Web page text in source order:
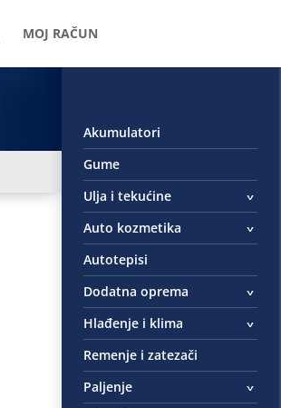
MOJ RAČUN
Akumulatori
Gume
Ulja i tekućine
Auto kozmetika
Autotepisi
Dodatna oprema
Hlađenje i klima
Remenje i zatezači
Paljenje